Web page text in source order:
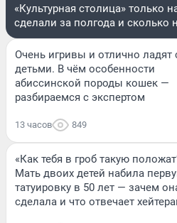
«Культурная столица» только
сделали за полгода и сколько
Очень игривы и отлично ладят
детьми. В чём особенности
абиссинской породы кошек —
разбираемся с экспертом
13 часов 849
«Как тебя в гроб такую
Мать двоих детей набила
татуировку в 50 лет — зачем
сделала и что отвечает